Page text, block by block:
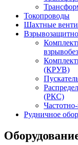
Токопроводы
Шахтные
(КРУВ)
(РКС)
Рудничное